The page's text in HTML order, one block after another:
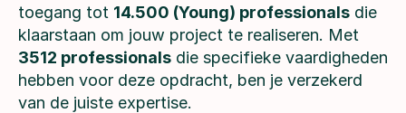
toegang tot 14.500 (Young) professionals die
3512 professionals die specifieke vaardigheden
hebben voor deze opdracht, ben je verzekerd
van de juiste expertise.